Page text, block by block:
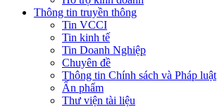
Thông tin truyền thông
Tin VCCI
Tin kinh tế
Tin Doanh Nghiệp
Chuyên đề
Thông tin Chính sách và Pháp luật
Ấn phẩm
Thư viện tài liệu